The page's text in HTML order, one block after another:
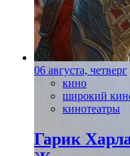
06 августа, четверг
кино
широкий
кинотеатры
Гарик